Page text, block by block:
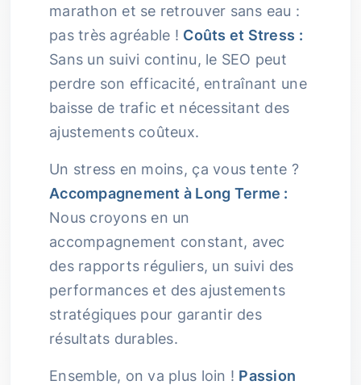
marathon et se retrouver sans eau :
pas très agréable ! Coûts et Stress :
Sans un suivi continu, le SEO peut
perdre son efficacité, entraînant une
baisse de trafic et nécessitant des
ajustements coûteux.
Un stress en moins, ça vous tente ?
Accompagnement à Long Terme :
Nous croyons en un
accompagnement constant, avec
des rapports réguliers, un suivi des
performances et des ajustements
stratégiques pour garantir des
résultats durables.
Ensemble, on va plus loin ! Passion